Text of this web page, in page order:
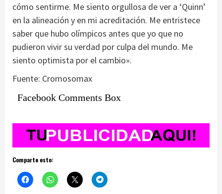
cómo sentirme. Me siento orgullosa de ver a ‘Quinn’
en la alineación y en mi acreditación. Me entristece
saber que hubo olímpicos antes que yo que no
pudieron vivir su verdad por culpa del mundo. Me
siento optimista por el cambio».
Fuente: Cromosomax
Facebook Comments Box
Comparte esto: